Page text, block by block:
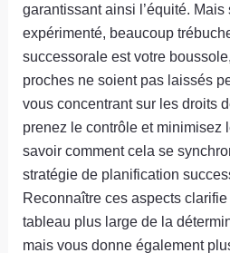
garantissant ainsi l’équité.
expérimenté, beaucoup
successorale est votre
proches ne soient pas laissés
vous concentrant sur les droits
prenez le contrôle et minimisez
savoir comment cela se
stratégie de planification
Reconnaître ces aspects
tableau plus large de la
mais vous donne également